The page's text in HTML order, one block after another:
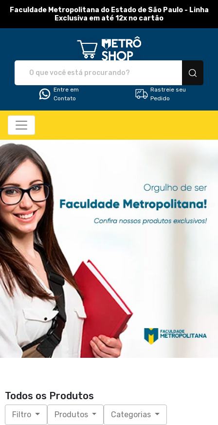
Faculdade Metropolitana do Estado de São Paulo - Linha
Exclusiva em até 12x no cartão
Metro Shop -
Entre em
Contato
Rastreie seu
Pedido
Todos os Produtos
Filtro Produtos Categorias